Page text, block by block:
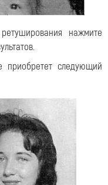
нажмите
приобретет следующий